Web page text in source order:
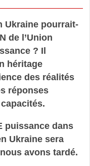
Ukraine pourrait-
de l’Union
? Il
héritage
des réalités
réponses
puissance dans
Ukraine sera
avons tardé.